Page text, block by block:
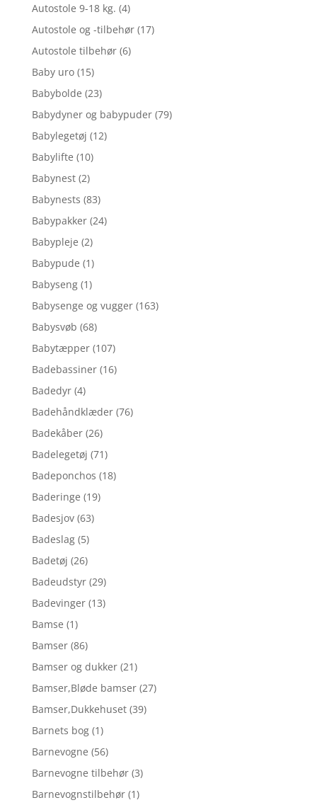
Autostole 9-18 kg. (4)
Autostole og -tilbehør (17)
Autostole tilbehør (6)
Baby uro (15)
Babybolde (23)
Babydyner og babypuder (79)
Babylegetøj (12)
Babylifte (10)
Babynest (2)
Babynests (83)
Babypakker (24)
Babypleje (2)
Babypude (1)
Babyseng (1)
Babysenge og vugger (163)
Babysvøb (68)
Babytæpper (107)
Badebassiner (16)
Badedyr (4)
Badehåndklæder (76)
Badekåber (26)
Badelegetøj (71)
Badeponchos (18)
Baderinge (19)
Badesjov (63)
Badeslag (5)
Badetøj (26)
Badeudstyr (29)
Badevinger (13)
Bamse (1)
Bamser (86)
Bamser og dukker (21)
Bamser,Bløde bamser (27)
Bamser,Dukkehuset (39)
Barnets bog (1)
Barnevogne (56)
Barnevogne tilbehør (3)
Barnevognstilbehør (1)